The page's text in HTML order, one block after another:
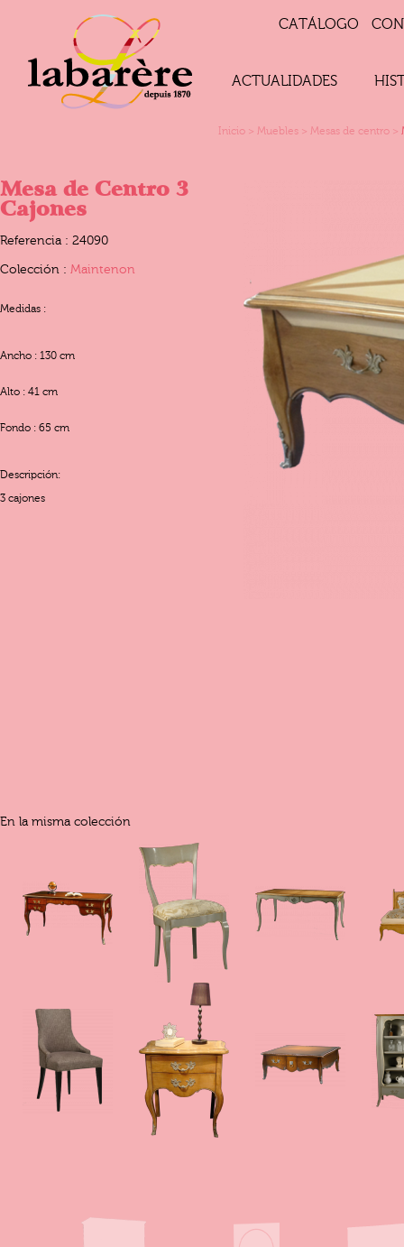
CATÁLOGO
ACTUALIDADES
Inicio > Muebles > Mesas de centro >
Mesa de Centro 3
Cajones
Referencia : 24090
Colección : Maintenon
Medidas :
Ancho : 130 cm
Alto : 41 cm
Fondo : 65 cm
Descripción:
3 cajones
En la misma colección